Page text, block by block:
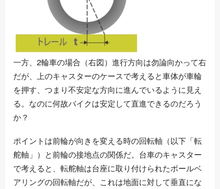
一方、2輪車の場合（右図）進行方向は勿論向かって右
だが、上のキャスターのケースで考えると車体が車輪
を押す、つまり不安定な方向に進んでいるように見え
る。なのに何故バイクは安定して直進できるのだろう
か？
ポイントは前輪が向きを変える時の回転軸（以下「転
舵軸」）と前輪の接地点の関係だ。台車のキャスター
で考えると、転舵軸は台座に取り付けられたボールベ
アリングの回転軸だが、これは地面に対して垂直にな